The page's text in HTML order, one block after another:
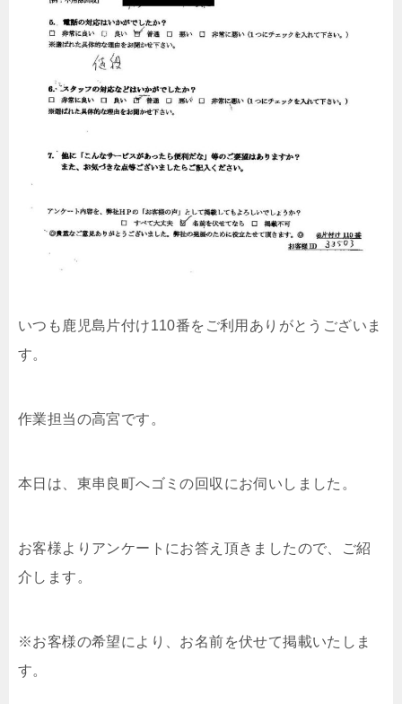
いつも鹿児島片付け110番をご利用ありがとうございま
す。
作業担当の高宮です。
本日は、東串良町へゴミの回収にお伺いしました。
お客様よりアンケートにお答え頂きましたので、ご紹
介します。
※お客様の希望により、お名前を伏せて掲載いたしま
す。